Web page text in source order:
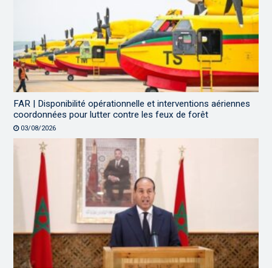
FAR | Disponibilité opérationnelle et interventions aériennes
coordonnées pour lutter contre les feux de forêt
03/08/2026